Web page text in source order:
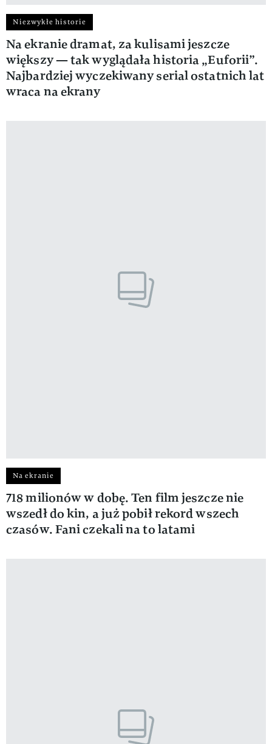
Niezwykłe historie
Na ekranie dramat, za kulisami jeszcze
większy — tak wyglądała historia „Euforii”.
Najbardziej wyczekiwany serial ostatnich lat
wraca na ekrany
Na ekranie
718 milionów w dobę. Ten film jeszcze nie
wszedł do kin, a już pobił rekord wszech
czasów. Fani czekali na to latami